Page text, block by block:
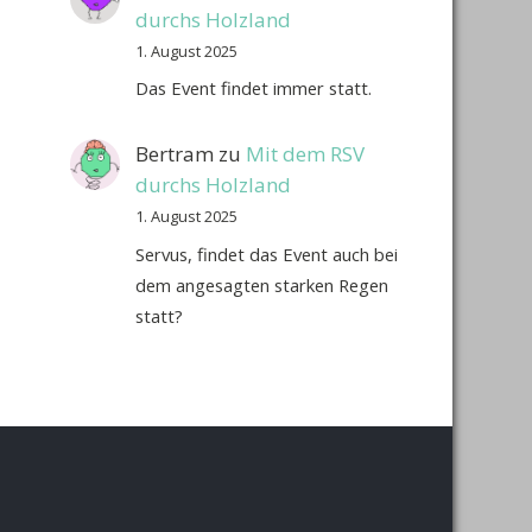
durchs Holzland
1. August 2025
Das Event findet immer statt.
Bertram zu Mit dem RSV
durchs Holzland
1. August 2025
Servus, findet das Event auch bei
dem angesagten starken Regen
statt?